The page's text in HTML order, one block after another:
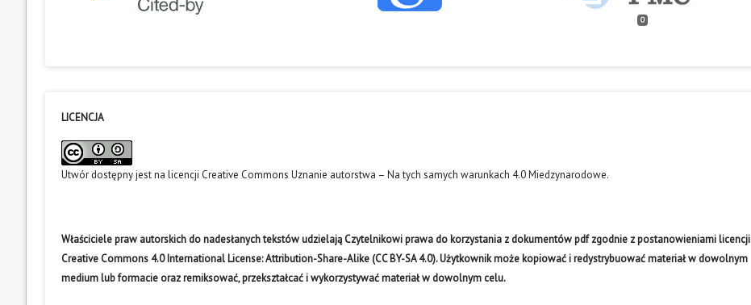
0
LICENCJA
Utwór dostępny jest na licencji Creative Commons Uznanie autorstwa – Na tych samych warunkach 4.0 Miedzynarodowe.
Właściciele praw autorskich do nadesłanych tekstów udzielają Czytelnikowi prawa do korzystania z dokumentów pdf zgodnie z postanowieniami licencji
Creative Commons 4.0 International License: Attribution-Share-Alike (CC BY-SA 4.0). Użytkownik może kopiować i redystrybuować materiał w dowolnym
medium lub formacie oraz remiksować, przekształcać i wykorzystywać materiał w dowolnym celu.